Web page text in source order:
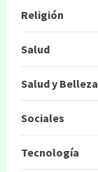
Religión
Salud
Salud y Belleza
Sociales
Tecnología